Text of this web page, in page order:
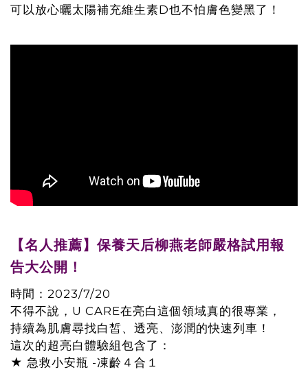
可以放心曬太陽補充維生素D也不怕膚色變黑了！
【名人推薦】保養天后柳燕老師嚴格試用報
告大公開！
時間：2023/7/20
不得不說，U CARE在亮白這個領域真的很專業，
持續為肌膚尋找白皙、透亮、澎潤的快速列車！
這次的超亮白體驗組包含了：
★ 急救小安瓶 -凍齡４合１